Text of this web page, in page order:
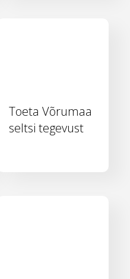
Toeta Võrumaa
seltsi tegevust